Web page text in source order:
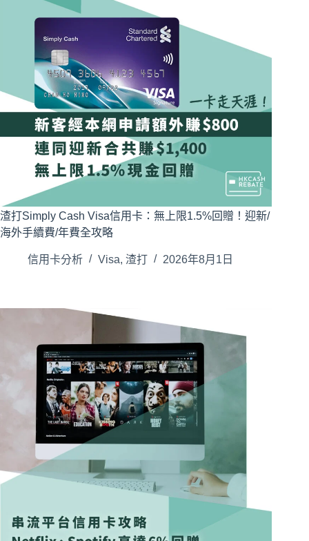
渣打Simply Cash Visa信用卡：無上限1.5%回贈！迎新/
海外手續費/年費全攻略
信用卡分析 Visa, 渣打 2026年8月1日